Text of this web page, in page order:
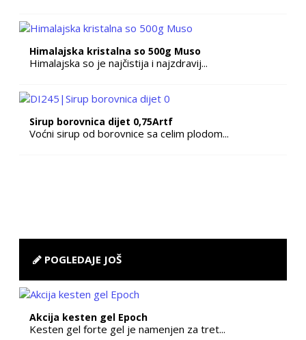
Himalajska kristalna so 500g Muso
Himalajska so je najčistija i najzdravij...
Sirup borovnica dijet 0,75Artf
Voćni sirup od borovnice sa celim plodom...
POGLEDAJE JOŠ
Akcija kesten gel Epoch
Kesten gel forte gel je namenjen za tret...